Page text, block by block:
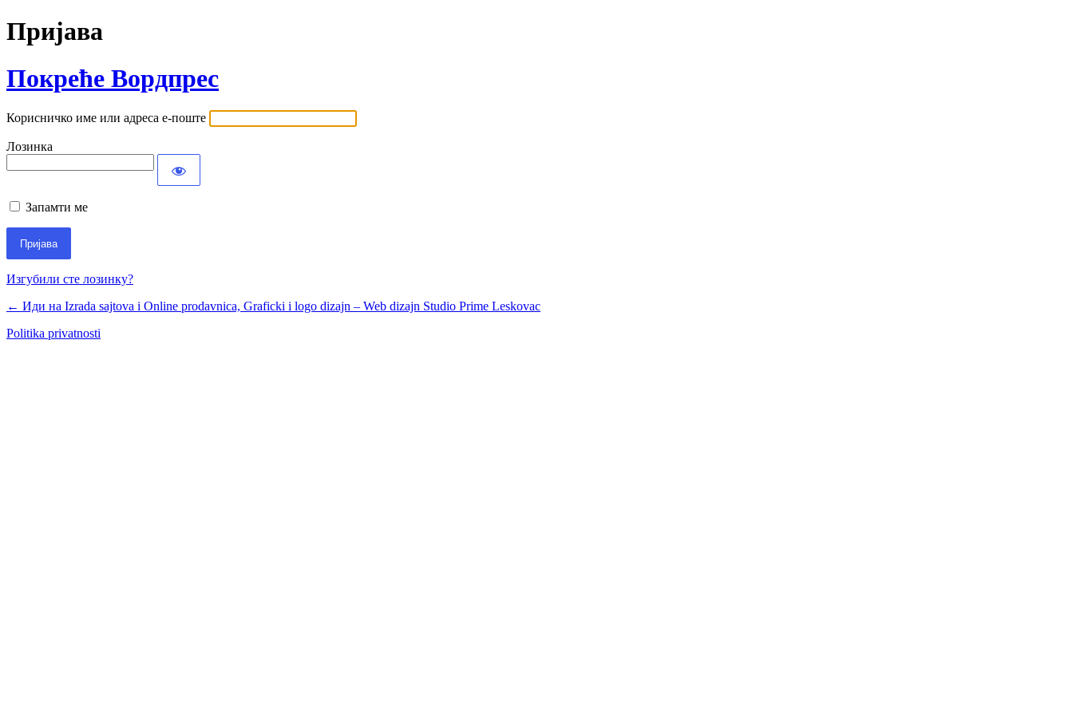
Пријава
Покреће Вордпрес
Корисничко име или адреса е-поште
Лозинка
Запамти ме
Изгубили сте лозинку?
← Иди на Izrada sajtova i Online prodavnica, Graficki i logo dizajn – Web dizajn Studio Prime Leskovac
Politika privatnosti